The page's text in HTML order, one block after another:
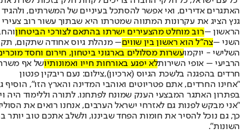
האתגרים אדירים, ואי אפשר להסתכל בעיניים של המשרתים,
גנץ הציג את עקרונות המתווה שמטרתו היא שבתוך עשור רוב
הראשון –רוב מוחלט מהצעירים ישרתו בהתאם לצורכי הביטחון
השני –צה"ל הוא ראשון בין שווים– מנהלת גיוס אחודה שתקום,
השלישי - יוקמועשרות מסלולים בארגוני ביטחון, חירום וחסד
הרביעי – אופי השירותלא יפגע באורחות חייו ואמונותיושל אף
חרדים בהפגנה בלשכת הגיוס (ארכיון),צילום: נעם ריבקין פנטון
"אחינו החרדים, אתם פטריוטים ואוהבי המדינה והארץ הזו",
בפתרון האתגר המבצעי הענק שמונח לפתחנו. לתורה וללימוד היה
"אני מבקש לפנות גם לאזרחי ישראל הערבים, אנחנו רואים את
כך, גם נוכל להסיר את חומות הפחד שביננו, ולשלב אתכם טוב
השונות".